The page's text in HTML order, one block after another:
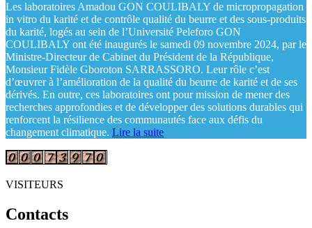
Les laboratoires Amadou GON COULIBALY de micropropagation
in vitro du karité et de contrôle qualité du beurre et des sous-produits
du karité, logés au sein de l’Université Peleforo GON
COULIBALY ont été inaugurés le samedi 09 novembre 2024, par le
Ministre-Directeur de Cabinet du Président de la République,
Monsieur Fidèle Gboroton SARRASSORO. Leur rôle c’est
d’œuvrer à l’amélioration de la qualité du beurre de karité et de ses
dérivés. En outre, ces laboratoires ont pour mission de mener des
recherches approfondies et de développer des solutions durables qui
renforcent la résilience des communautés face aux défis du
changement climatique. Lire la suite
VISITEURS
Contacts